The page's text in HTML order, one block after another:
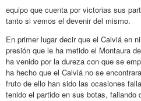
equipo que cuenta por victorias sus
tanto si vemos el devenir del mismo.
En primer lugar decir que el Calviá en
presión que le ha metido el Montaura
ha venido por la dureza con que se
ha hecho que el Calviá no se
fruto de ello han sido las ocasiones
tenido el partido en sus botas, fallando